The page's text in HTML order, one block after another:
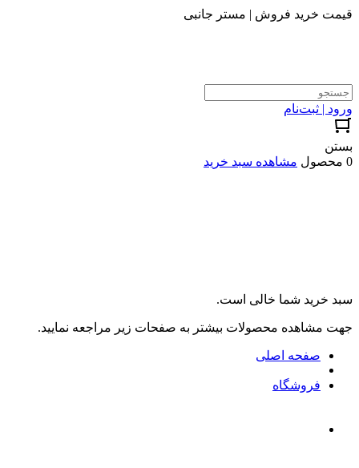
قیمت خرید فروش | مستر جانبی
ورود | ثبت‌نام
بستن
0 محصول
مشاهده سبد خرید
سبد خرید شما خالی است.
جهت مشاهده محصولات بیشتر به صفحات زیر مراجعه نمایید.
صفحه اصلی
فروشگاه